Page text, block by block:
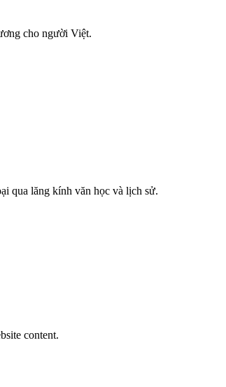
cho người Việt.
qua lăng kính văn học và lịch sử.
content.